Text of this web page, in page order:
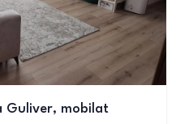
Guliver, mobilat